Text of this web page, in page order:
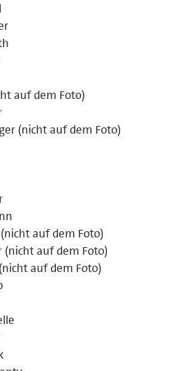
auf dem Foto)
(nicht auf dem Foto)
auf dem Foto)
(nicht auf dem Foto)
auf dem Foto)